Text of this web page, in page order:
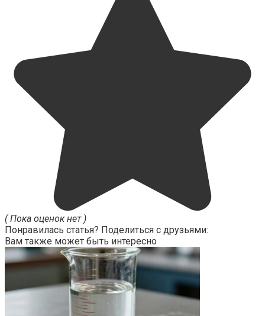
( Пока оценок нет )
Понравилась статья? Поделиться с друзьями:
Вам также может быть интересно